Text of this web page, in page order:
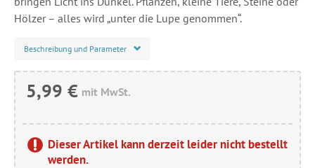
Hölzer – alles wird „unter die Lupe genommen“.
Beschreibung und Parameter
5,99 € mit MwSt.
Dieser Artikel kann derzeit leider nicht bestellt
werden.